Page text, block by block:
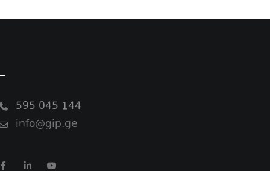
595 045 144
info@gip.ge